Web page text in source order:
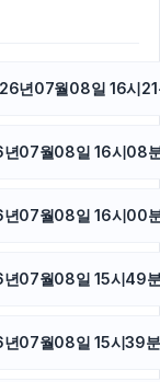
사전문변호사
주운전변호사
약전문변호사
년07월08일 16시21
년07월08일 16시08
년07월08일 16시00
년07월08일 15시49
년07월08일 15시39분